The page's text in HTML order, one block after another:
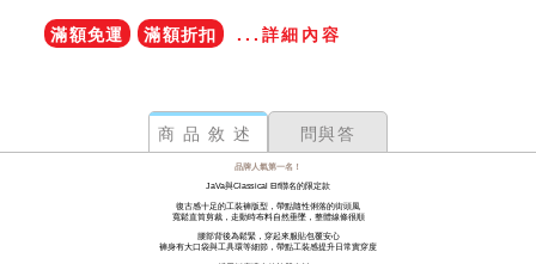
滿額免運 滿額折扣 ...詳細內容
商品敘述 問與答